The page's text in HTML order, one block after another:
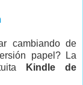
cambiando de
papel? La
Kindle de